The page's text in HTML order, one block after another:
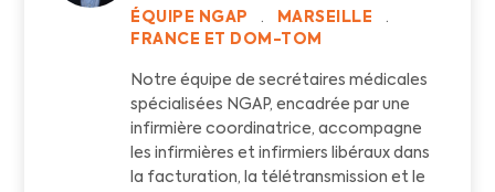
ÉQUIPE NGAP · MARSEILLE
·
FRANCE ET DOM-TOM
Notre équipe de secrétaires médicales
spécialisées NGAP, encadrée par une
infirmière coordinatrice, accompagne
les infirmières et infirmiers libéraux dans
la facturation, la télétransmission et le